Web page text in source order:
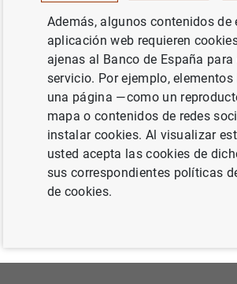
Anterior
El principal índice de refe...
La capacidad de
Además, algunos contenidos de
aplicación web requieren
ajenas al Banco de España para
servicio. Por ejemplo,
una página —como un
mapa o contenidos de redes
instalar cookies. Al visualizar
usted acepta las cookies de
sus correspondientes políticas
de cookies.